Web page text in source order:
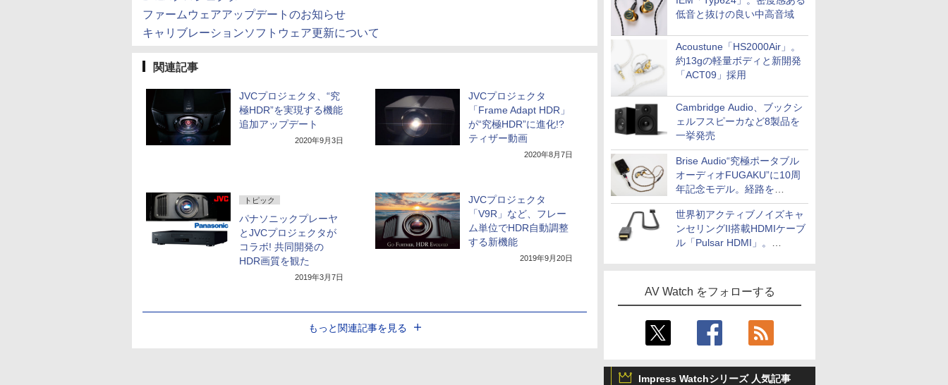
低音と抜けの良い中高音域
Acoustune「HS2000Air」。
約13gの軽量ボディと新開発
「ACT09」採用
Cambridge Audio、ブックシ
ェルフスピーカなど8製品を
一挙発売
Brise Audio“究極ポータブル
オーディオFUGAKU”に10周
年記念モデル。経路を
NISHIKIで統一。400万円
世界初アクティブノイズキャ
ンセリングII搭載HDMIケーブ
ル「Pulsar HDMI」。
AV Watch をフォローする
Impress Watchシリーズ 人気記事
ファームウェアアップデートのお知らせ
キャリブレーションソフトウェア更新について
関連記事
JVCプロジェクタ、“究
極HDR”を実現する機能
追加アップデート
2020年9月3日
JVCプロジェクタ
「Frame Adapt HDR」
が“究極HDR”に進化!?
ティザー動画
2020年8月7日
トピック
パナソニックプレーヤ
とJVCプロジェクタが
コラボ! 共同開発の
HDR画質を観た
2019年3月7日
JVCプロジェクタ
「V9R」など、フレー
ム単位でHDR自動調整
する新機能
2019年9月20日
もっと関連記事を見る